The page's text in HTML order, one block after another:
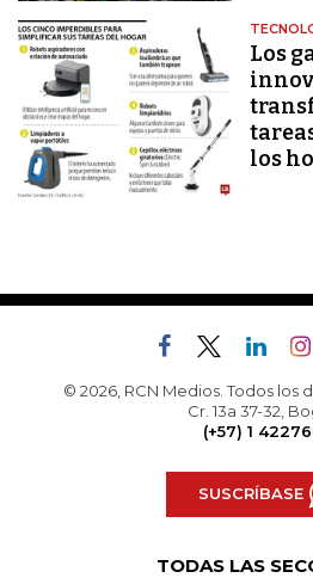
Los
los
© 2026, RCN Medios. Todos los
Cr. 13a 37-32,
(+57) 1
SUSCRÍBASE
TODAS LAS